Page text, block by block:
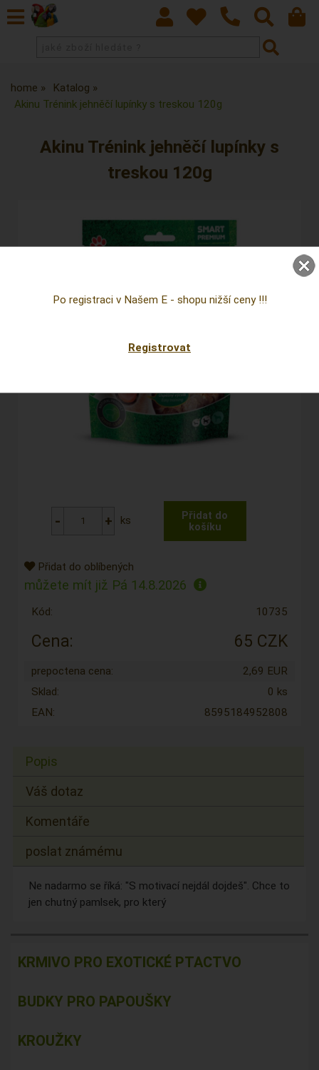
home
Katalog
Akinu Trénink jehněčí lupínky s treskou 120g
Akinu Trénink jehněčí lupínky s
treskou 120g
ks
Přidat do oblíbených
můžete mít již Pá 14.8.2026
Kód: 10735
Cena: 65 CZK
prepoctena cena:
2,69 EUR
Sklad:
0 ks
EAN:
8595184952808
Popis
Váš dotaz
Komentáře
poslat známému
Ne nadarmo se říká: "S motivací nejdál dojdeš". Chce to
jen chutný pamlsek, pro který
KRMIVO PRO EXOTICKÉ PTACTVO
BUDKY PRO PAPOUŠKY
KROUŽKY
Po registraci v Našem E - shopu nižší ceny !!!
Registrovat